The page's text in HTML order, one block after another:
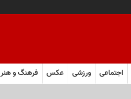
اجتماعی ورزشی عکس فرهنگ و هنر